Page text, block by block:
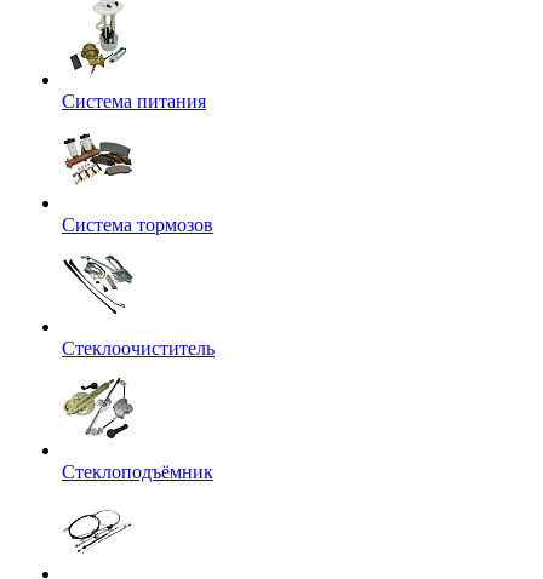
Система питания
Система тормозов
Стеклоочиститель
Стеклоподъёмник